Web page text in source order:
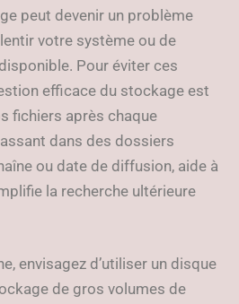
peut devenir un problème
votre système ou de
Pour éviter ces
efficace du stockage est
fichiers après chaque
dans des dossiers
ou date de diffusion, aide à
la recherche ultérieure
envisagez d’utiliser un disque
de gros volumes de